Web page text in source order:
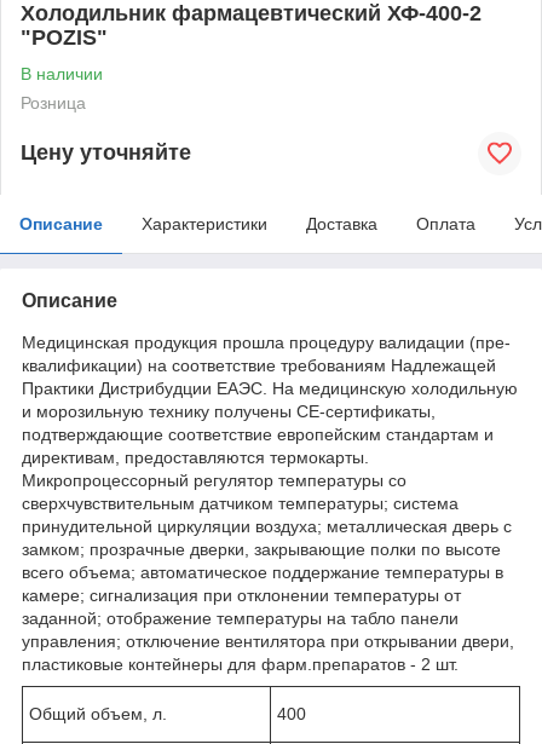
Холодильник фармацевтический ХФ-400-2
"POZIS"
В наличии
Розница
Цену уточняйте
Описание Характеристики Доставка Оплата
Описание
Медицинская продукция прошла процедуру валидации (пре-
квалификации) на соответствие требованиям Надлежащей
Практики Дистрибудции ЕАЭС. На медицинскую холодильную
и морозильную технику получены СЕ-сертификаты,
подтверждающие соответствие европейским стандартам и
директивам, предоставляются термокарты.
Микропроцессорный регулятор температуры со
сверхчувствительным датчиком температуры; система
принудительной циркуляции воздуха; металлическая дверь с
замком; прозрачные дверки, закрывающие полки по высоте
всего объема; автоматическое поддержание температуры в
камере; сигнализация при отклонении температуры от
заданной; отображение температуры на табло панели
управления; отключение вентилятора при открывании двери,
пластиковые контейнеры для фарм.препаратов - 2 шт.
Общий объем, л. 400